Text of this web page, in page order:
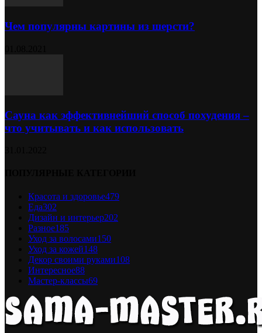
Чем популярны картины из шерсти?
Сауна как эффективнейший способ похудения –
что учитывать и как использовать
Красота и здоровье479
Еда302
Дизайн и интерьер202
Разное185
Уход за волосами150
Уход за кожей148
Декор своими руками108
Интересное88
Мастер-классы69